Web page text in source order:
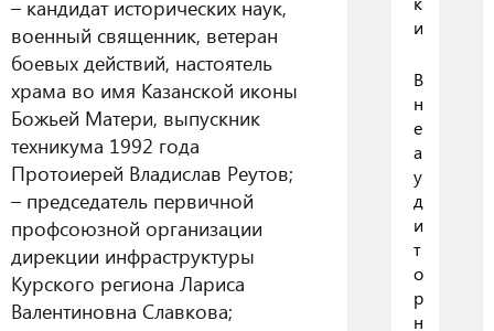
– кандидат исторических наук,
военный священник, ветеран
боевых действий, настоятель
храма во имя Казанской иконы
Божьей Матери, выпускник
техникума 1992 года
Протоиерей Владислав Реутов;
– председатель первичной
профсоюзной организации
дирекции инфраструктуры
Курского региона Лариса
Валентиновна Славкова;
и
В
н
е
а
у
д
и
т
о
р
н